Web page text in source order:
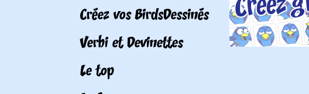
Créez vos BirdsDessinés
Verbi et Devinettes
Le top